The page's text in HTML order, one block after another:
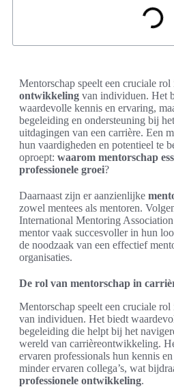
Mentorschap speelt een cruciale rol
ontwikkeling van individuen. Het
waardevolle kennis en ervaring,
begeleiding en ondersteuning bij
uitdagingen van een carrière. Een
hun vaardigheden en potentieel te
oproept: waarom mentorschap
professionele groei?
Daarnaast zijn er aanzienlijke
zowel mentees als mentoren.
International Mentoring
mentor vaak succesvoller in hun
de noodzaak van een effectief
organisaties.
De rol van mentorschap in
Mentorschap speelt een cruciale rol
van individuen. Het biedt
begeleiding die helpt bij het
wereld van carrièreontwikkeling.
ervaren professionals hun kennis
minder ervaren collega’s, wat
professionele ontwikkeling.